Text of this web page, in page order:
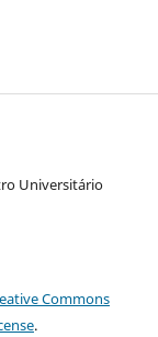
Universitário
Commons
.